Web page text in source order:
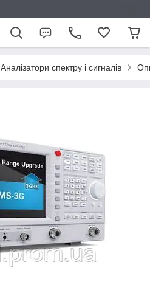
Аналізатори спектру і сигналів